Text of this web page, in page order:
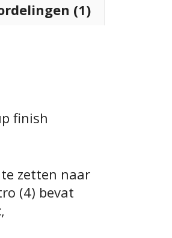
(1)
finish
zetten naar
(4) bevat
,